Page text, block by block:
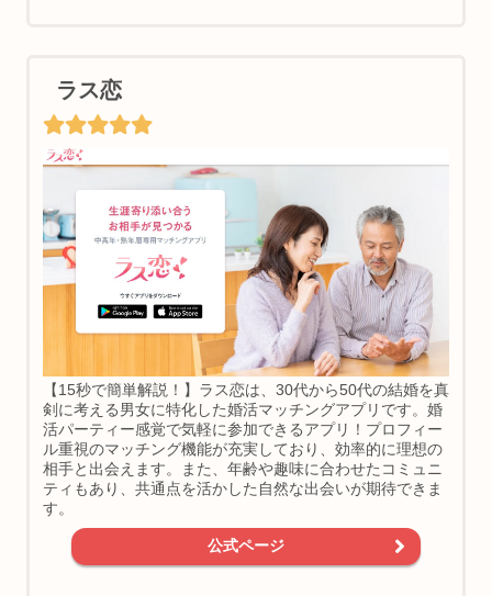
ラス恋
【15秒で簡単解説！】ラス恋は、30代から50代の結婚を真
剣に考える男女に特化した婚活マッチングアプリです。婚
活パーティー感覚で気軽に参加できるアプリ！プロフィー
ル重視のマッチング機能が充実しており、効率的に理想の
相手と出会えます。また、年齢や趣味に合わせたコミュニ
ティもあり、共通点を活かした自然な出会いが期待できま
す。
公式ページ